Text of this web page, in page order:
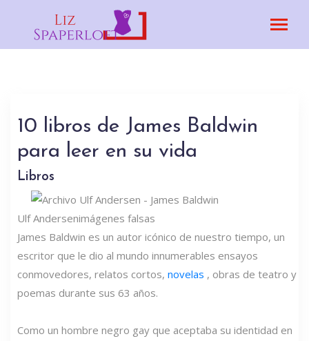
10 libros de James Baldwin
para leer en su vida
Libros
Ulf Andersenimágenes falsas
James Baldwin es un autor icónico de nuestro tiempo, un
escritor que le dio al mundo innumerables ensayos
conmovedores, relatos cortos, novelas , obras de teatro y
poemas durante sus 63 años.
Como un hombre negro gay que aceptaba su identidad en